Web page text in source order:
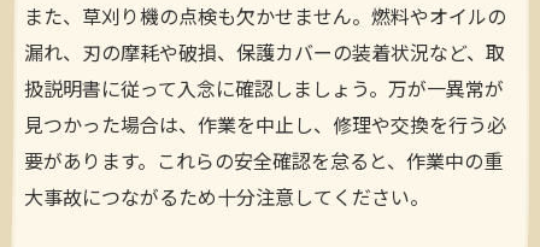
草刈り時に必須の保護具と選び方の基準
ケガ防止に役立つ草刈り用装備の特徴解説
保護メガネや手袋で草刈り事故を防ぐ方法
刈払機使用時に守るべき保護具義務とは
安全靴やヘルメット着用の重要ポイント
また、草刈り機の点検も欠かせません。燃料やオイルの
漏れ、刃の摩耗や破損、保護カバーの装着状況など、取
扱説明書に従って入念に確認しましょう。万が一異常が
見つかった場合は、作業を中止し、修理や交換を行う必
要があります。これらの安全確認を怠ると、作業中の重
大事故につながるため十分注意してください。